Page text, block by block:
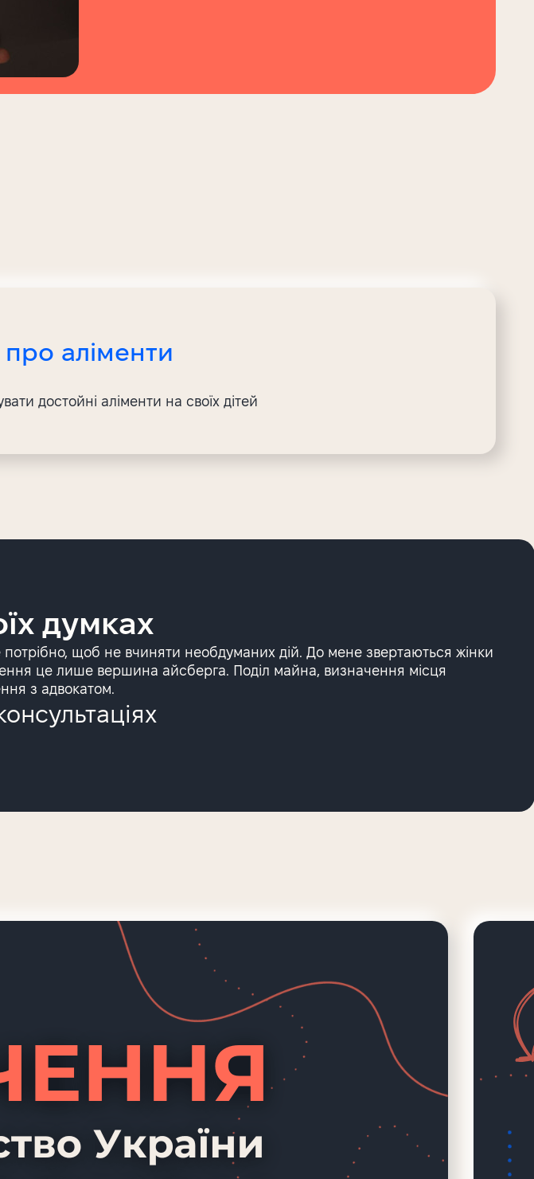
аліменти
достойні аліменти на своїх дітей
думках
щоб не вчиняти необдуманих дій. До мене звертаються жінки
це лише вершина айсберга. Поділ майна, визначення місця
з адвокатом.